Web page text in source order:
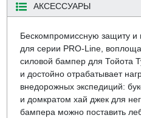
АКСЕССУАРЫ
Бескомпромиссную защиту и
для серии PRO-Line,
силовой бампер для Тойота
и достойно отрабатывает
внедорожных экспедиций:
и домкратом хай джек для
бампера можно поставить